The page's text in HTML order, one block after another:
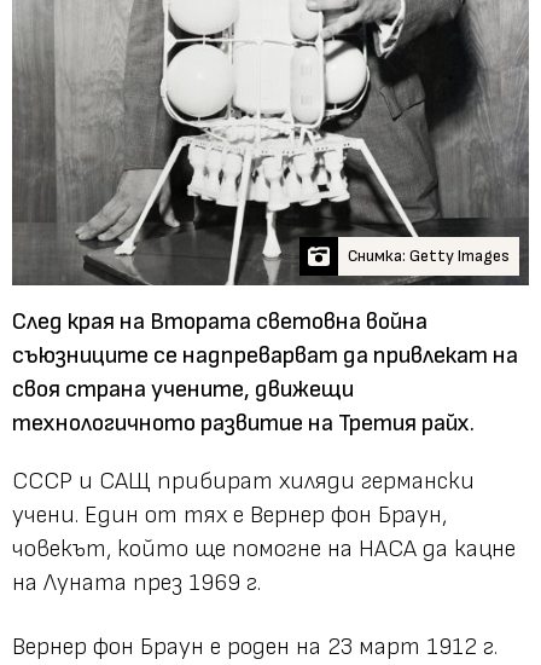
Снимка: Getty Images
След края на Втората световна война
съюзниците се надпреварват да привлекат на
своя страна учените, движещи
технологичното развитие на Третия райх.
СССР и САЩ прибират хиляди германски
учени. Един от тях е Вернер фон Браун,
човекът, който ще помогне на НАСА да кацне
на Луната през 1969 г.
Вернер фон Браун е роден на 23 март 1912 г.